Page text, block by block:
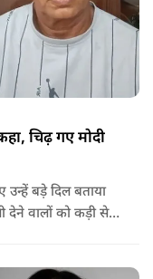
चिढ़ गए मोदी
उन्हें बड़े दिल बताया
देने वालों को कड़ी से